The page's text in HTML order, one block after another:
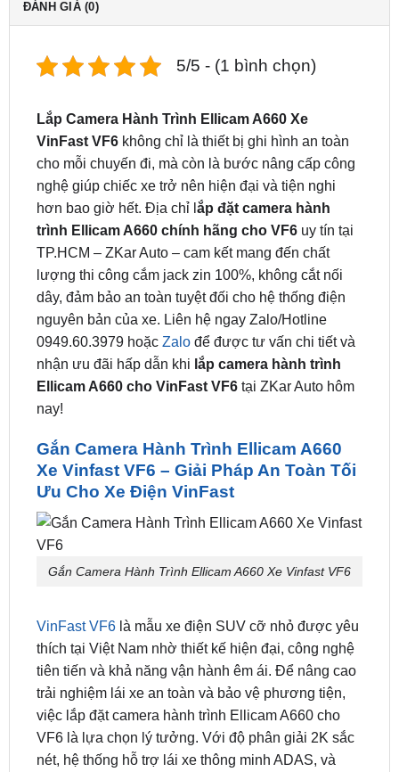
Lắp Camera Hành Trình Ellicam A660 Xe
cho mỗi chuyến đi, mà còn là bước nâng cấp công
nghệ giúp chiếc xe trở nên hiện đại và tiện nghi
hơn bao giờ hết. Địa chỉ lắp đặt camera hành
trình Ellicam A660 chính hãng cho VF6uy tín tại
TP.HCM – ZKar Auto – cam kết mang đến chất
lượng thi công cắm jack zin 100%, không cắt nối
dây, đảm bảo an toàn tuyệt đối cho hệ thống điện
nguyên bản của xe. Liên hệ ngay Zalo/Hotline
0949.60.3979 hoặcZalođể được tư vấn chi tiết và
nhận ưu đãi hấp dẫn khi lắp camera hành trình
Ellicam A660 cho VinFast VF6tại ZKar Auto hôm
nay!
Gắn Camera Hành Trình Ellicam A660
Ưu Cho Xe Điện VinFast
Gắn Camera Hành Trình Ellicam A660 Xe Vinfast VF6
VinFast VF6là mẫu xe điện SUV cỡ nhỏ được yêu
tiên tiến và khả năng vận hành êm ái. Để nâng cao
trải nghiệm lái xe an toàn và bảo vệ phương tiện,
việc lắp đặt camera hành trình Ellicam A660 cho
VF6 là lựa chọn lý tưởng. Với độ phân giải 2K sắc
nét, hệ thống hỗ trợ lái xe thông minh ADAS, và
thiết kế nhỏ gọn, Ellicam A660 không chỉ ghi lại
hành trình mà còn mang lại sự an tâm tuyệt đối.